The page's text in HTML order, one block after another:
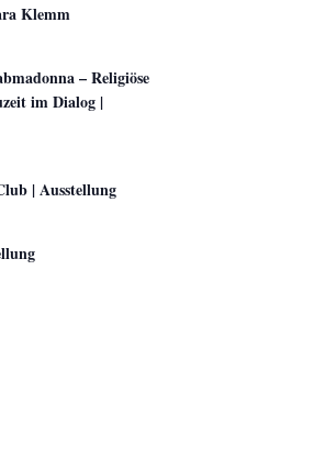
Klemm
– Religiöse
im Dialog |
| Ausstellung